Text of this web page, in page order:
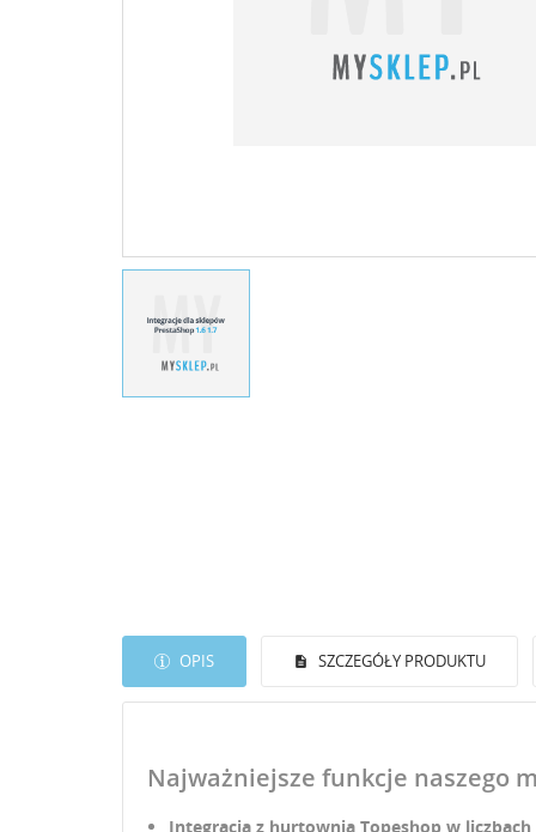
OPIS SZCZEGÓŁY PRODUKTU
Najważniejsze funkcje naszego
Integracja z hurtownią Topeshop w liczbach